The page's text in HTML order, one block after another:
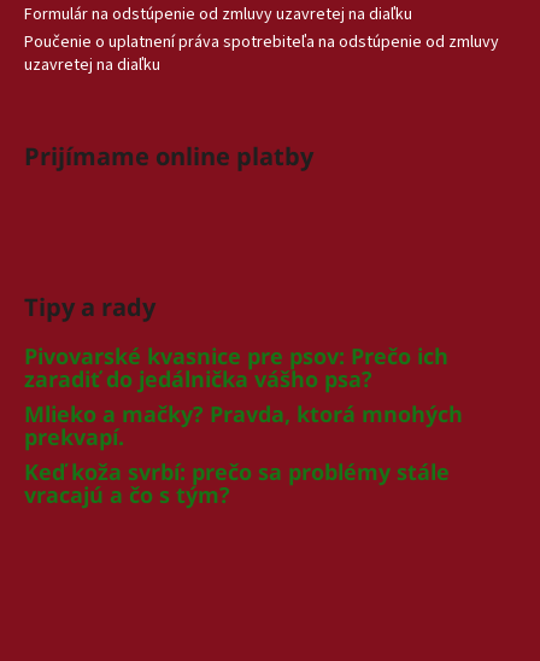
Formulár na odstúpenie od zmluvy uzavretej na diaľku
Poučenie o uplatnení práva spotrebiteľa na odstúpenie od zmluvy
uzavretej na diaľku
Prijímame online platby
Tipy a rady
Pivovarské kvasnice pre psov: Prečo ich
zaradiť do jedálnička vášho psa?
Mlieko a mačky? Pravda, ktorá mnohých
prekvapí.
Keď koža svrbí: prečo sa problémy stále
vracajú a čo s tým?